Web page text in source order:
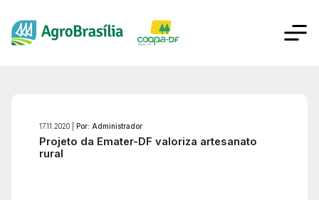
17.11.2020 | Por: Administrador
Projeto da Emater-DF valoriza artesanato
rural